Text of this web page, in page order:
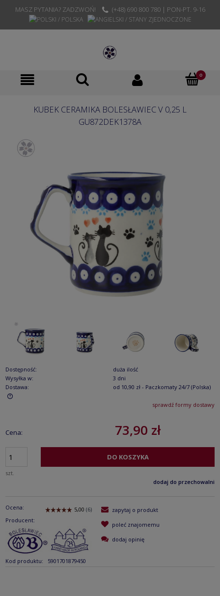
MASZ PYTANIA? ZADZWOŃ! (+48) 690 800 780 | PON-PT. 9-16
KUBEK CERAMIKA BOLESŁAWIEC V 0,25 L
GU872DEK1378A
Dostępność:
duża ilość
Wysyłka w:
3 dni
Dostawa:
od 10,90 zł - Paczkomaty 24/7 (Polska)
Cena nie zawiera ewentualnych kosztów płatnościsprawdź formy dostawy
Cena: 73,90 zł
szt.
DO KOSZYKA
dodaj do przechowalni
Ocena:
Producent:
Kod produktu: 5901701879450
zapytaj o produkt
poleć znajomemu
dodaj opinię